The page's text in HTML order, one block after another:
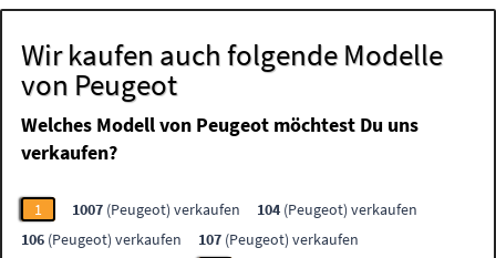
Wir kaufen auch folgende Modelle
von Peugeot
Welches Modell von Peugeot möchtest Du uns
verkaufen?
1 1007 (Peugeot) verkaufen 104 (Peugeot) verkaufen
106 (Peugeot) verkaufen 107 (Peugeot) verkaufen